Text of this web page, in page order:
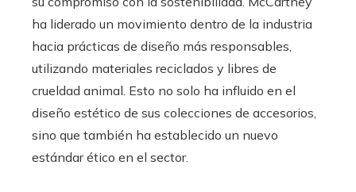
ha liderado un movimiento dentro de la industria
hacia prácticas de diseño más responsables,
utilizando materiales reciclados y libres de
crueldad animal. Esto no solo ha influido en el
diseño estético de sus colecciones de accesorios,
sino que también ha establecido un nuevo
estándar ético en el sector.